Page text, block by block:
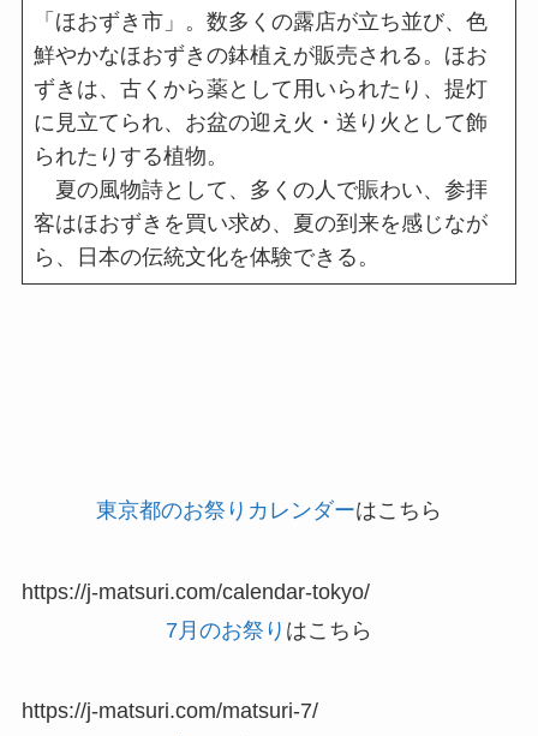
「ほおずき市」。数多くの露店が立ち並び、色
鮮やかなほおずきの鉢植えが販売される。ほお
ずきは、古くから薬として用いられたり、提灯
に見立てられ、お盆の迎え火・送り火として飾
られたりする植物。
夏の風物詩として、多くの人で賑わい、参拝
客はほおずきを買い求め、夏の到来を感じなが
ら、日本の伝統文化を体験できる。
東京都のお祭りカレンダーはこちら
https://j-matsuri.com/calendar-tokyo/
7月のお祭り はこちら
https://j-matsuri.com/matsuri-7/